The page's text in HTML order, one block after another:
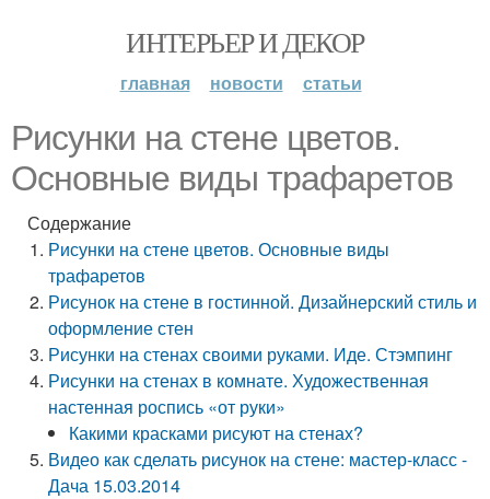
ИНТЕРЬЕР И ДЕКОР
главная новости статьи
Рисунки на стене цветов.
Основные виды трафаретов
Содержание
Рисунки на стене цветов. Основные виды
трафаретов
Рисунок на стене в гостинной. Дизайнерский стиль и
оформление стен
Рисунки на стенах своими руками. Иде. Стэмпинг
Рисунки на стенах в комнате. Художественная
настенная роспись «от руки»
Какими красками рисуют на стенах?
Видео как сделать рисунок на стене: мастер-класс -
Дача 15.03.2014